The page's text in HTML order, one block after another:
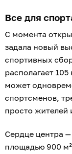
Все для
С момента
задала новый
спортивных
располагает
может
спортсменов,
просто жителей
Сердце центра
площадью 900